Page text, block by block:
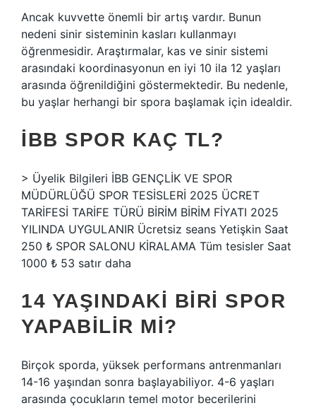
Ancak kuvvette önemli bir artış vardır. Bunun
nedeni sinir sisteminin kasları kullanmayı
öğrenmesidir. Araştırmalar, kas ve sinir sistemi
arasındaki koordinasyonun en iyi 10 ila 12 yaşları
arasında öğrenildiğini göstermektedir. Bu nedenle,
bu yaşlar herhangi bir spora başlamak için idealdir.
İBB SPOR KAÇ TL?
> Üyelik Bilgileri İBB GENÇLİK VE SPOR
MÜDÜRLÜĞÜ SPOR TESİSLERİ 2025 ÜCRET
TARİFESİ TARİFE TÜRÜ BİRİM BİRİM FİYATI 2025
YILINDA UYGULANIR Ücretsiz seans Yetişkin Saat
250 ₺ SPOR SALONU KİRALAMA Tüm tesisler Saat
1000 ₺ 53 satır daha
14 YAŞINDAKI BIRI SPOR
YAPABILIR MI?
Birçok sporda, yüksek performans antrenmanları
14-16 yaşından sonra başlayabiliyor. 4-6 yaşları
arasında çocukların temel motor becerilerini